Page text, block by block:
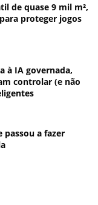
de quase 9 mil m²,
proteger jogos
à IA governada,
controlar (e não
passou a fazer